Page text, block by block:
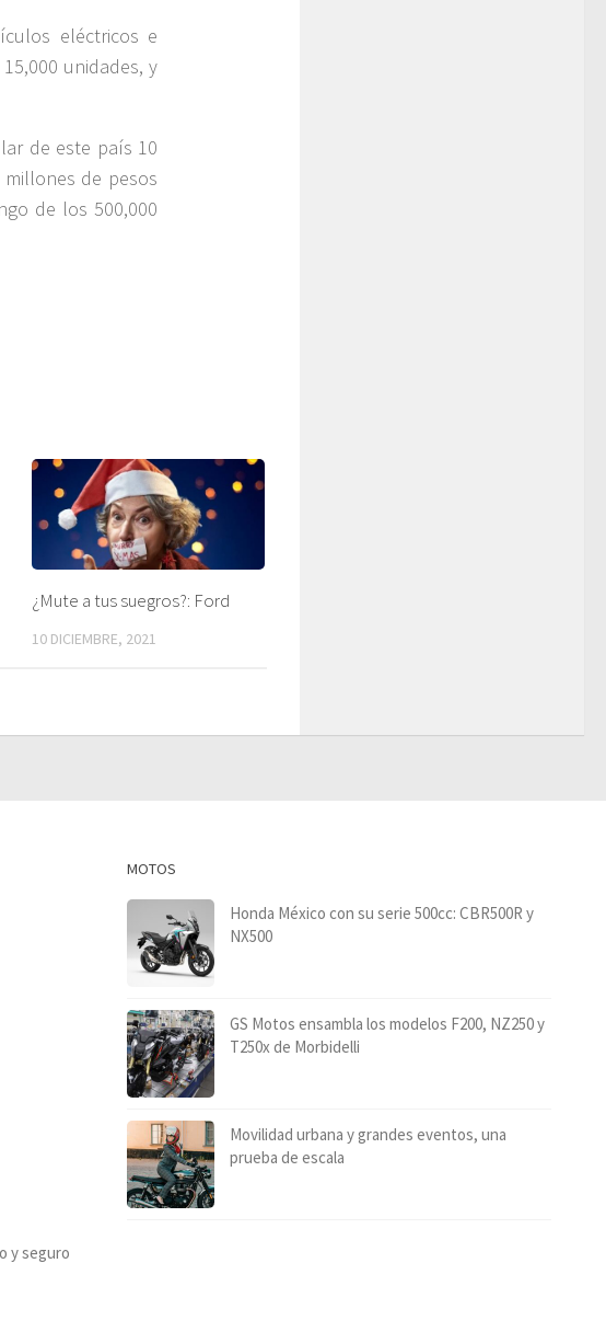
eléctricos e
unidades, y
de este país 10
de pesos
de los 500,000
¿Mute a tus suegros?: Ford
10 DICIEMBRE, 2021
y seguro
MOTOS
Honda México con su serie 500cc: CBR500R y
NX500
GS Motos ensambla los modelos F200, NZ250 y
T250x de Morbidelli
Movilidad urbana y grandes eventos, una
prueba de escala